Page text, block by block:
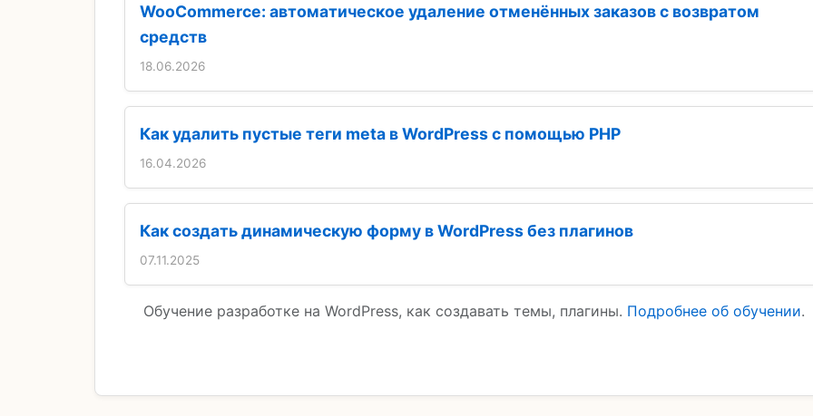
WooCommerce: автоматическое удаление отменённых заказов с возвратом
средств
18.06.2026
Как удалить пустые теги meta в WordPress с помощью PHP
16.04.2026
Как создать динамическую форму в WordPress без плагинов
07.11.2025
Обучение разработке на WordPress, как создавать темы, плагины. Подробнее об обучении.